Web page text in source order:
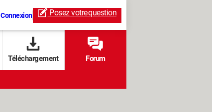
Connexion Posez votrequestion
Téléchargement Forum